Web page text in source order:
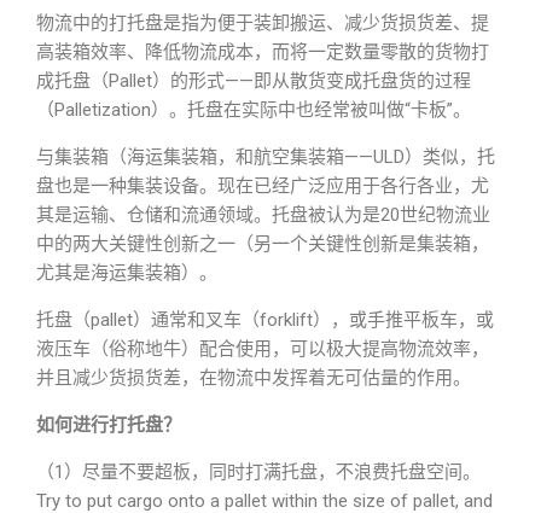
物流中的打托盘是指为便于装卸搬运、减少货损货差、提
高装箱效率、降低物流成本，而将一定数量零散的货物打
成托盘（Pallet）的形式——即从散货变成托盘货的过程
（Palletization）。托盘在实际中也经常被叫做“卡板”。
与集装箱（海运集装箱，和航空集装箱——ULD）类似，托
盘也是一种集装设备。现在已经广泛应用于各行各业，尤
其是运输、仓储和流通领域。托盘被认为是20世纪物流业
中的两大关键性创新之一（另一个关键性创新是集装箱，
尤其是海运集装箱）。
托盘（pallet）通常和叉车（forklift），或手推平板车，或
液压车（俗称地牛）配合使用，可以极大提高物流效率，
并且减少货损货差，在物流中发挥着无可估量的作用。
如何进行打托盘？
（1）尽量不要超板，同时打满托盘，不浪费托盘空间。
Try to put cargo onto a pallet within the size of pallet, and